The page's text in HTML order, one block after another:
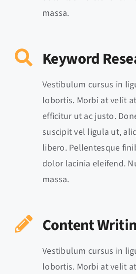
massa.
Keyword
Vestibulum cursus in
lobortis. Morbi at velit
efficitur ut ac justo.
suscipit vel ligula ut,
libero. Pellentesque
dolor lacinia eleifend.
massa.
Content
Vestibulum cursus in
lobortis. Morbi at velit